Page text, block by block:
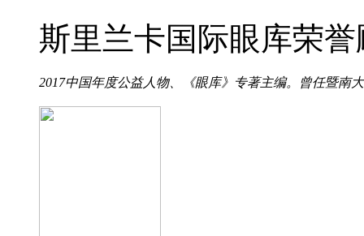
斯里兰卡国际眼库荣誉
2017中国年度公益人物、《眼库》专著主编。曾任暨南